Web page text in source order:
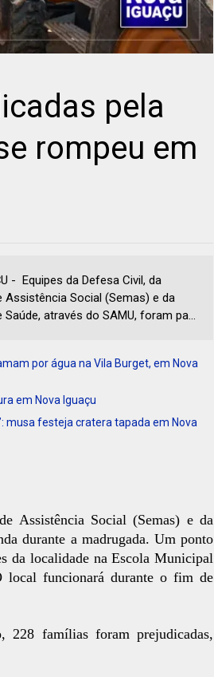
pela
rompeu em
- Equipes da Defesa Civil, da
Assistência Social (Semas) e da
Saúde, através do SAMU, foram pa...
por água na Vila Burget, em Nova
em Nova Iguaçu
musa festeja cratera tapada em Nova
Assistência Social (Semas) e da
durante a madrugada. Um ponto
da localidade na Escola Municipal
local funcionará durante o fim de
228 famílias foram prejudicadas,